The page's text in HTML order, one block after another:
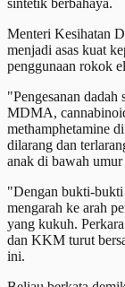
Menteri Kesihatan
menjadi asas kuat
penggunaan rokok
"Pengesanan dadah
MDMA,
methamphetamine
dilarang dan
anak di bawah
"Dengan bukti-bukti
mengarah ke arah
yang kukuh.
dan KKM turut
ini.